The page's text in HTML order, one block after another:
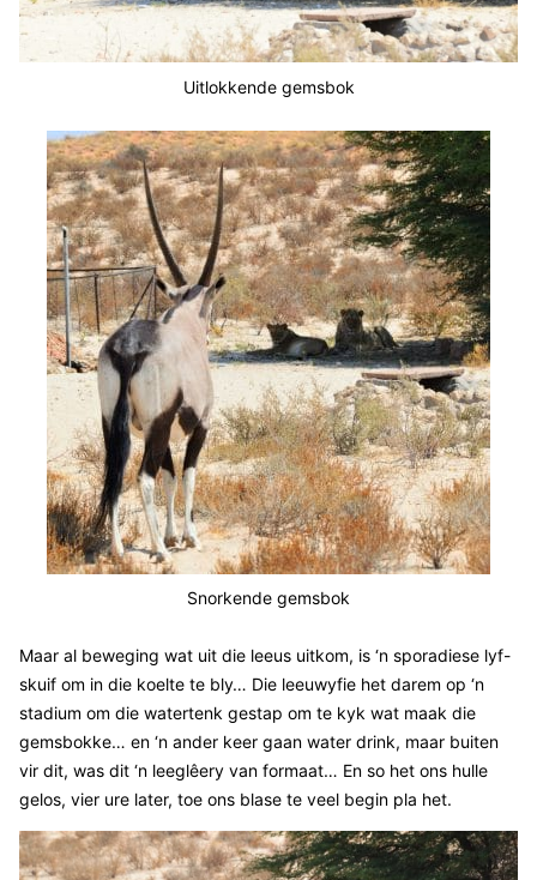
Uitlokkende gemsbok
Snorkende gemsbok
Maar al beweging wat uit die leeus uitkom, is ‘n sporadiese lyf-
skuif om in die koelte te bly… Die leeuwyfie het darem op ‘n
stadium om die watertenk gestap om te kyk wat maak die
gemsbokke… en ‘n ander keer gaan water drink, maar buiten
vir dit, was dit ‘n leeglêery van formaat… En so het ons hulle
gelos, vier ure later, toe ons blase te veel begin pla het.